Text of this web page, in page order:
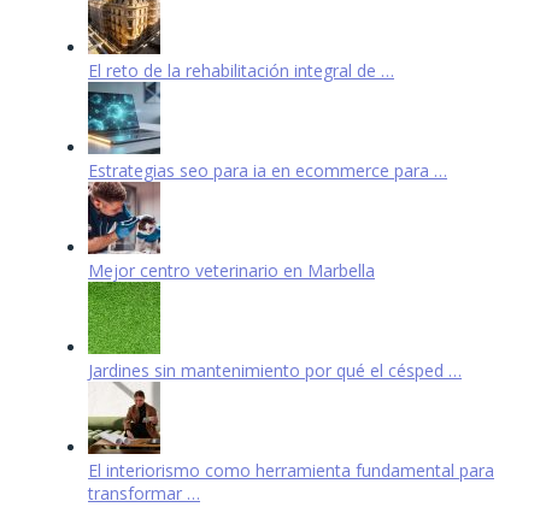
El reto de la rehabilitación integral de …
Estrategias seo para ia en ecommerce para …
Mejor centro veterinario en Marbella
Jardines sin mantenimiento por qué el césped …
El interiorismo como herramienta fundamental para
transformar …